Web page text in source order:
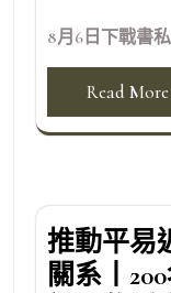
8月6日下戰書
Read More
推動平易
關系丨